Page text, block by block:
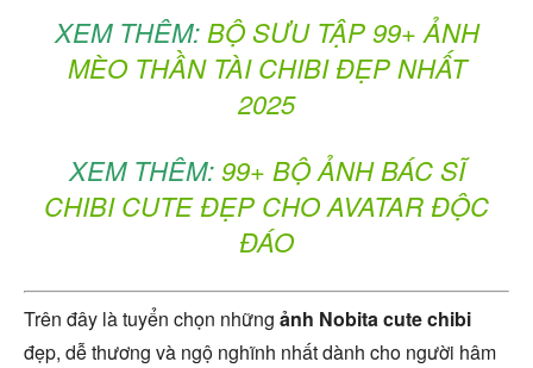
XEM THÊM: BỘ SƯU TẬP 99+ ẢNH
MÈO THẦN TÀI CHIBI ĐẸP NHẤT
2025
XEM THÊM:99+ BỘ ẢNH BÁC SĨ
CHIBI CUTE ĐẸP CHO AVATAR ĐỘC
ĐÁO
Trên đây là tuyển chọn những ảnh Nobita cute chibi
đẹp, dễ thương và ngộ nghĩnh nhất dành cho người hâm